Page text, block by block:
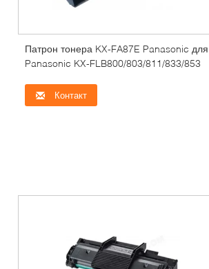
Патрон тонера KX-FA87E Panasonic для
Panasonic KX-FLB800/803/811/833/853
Контакт